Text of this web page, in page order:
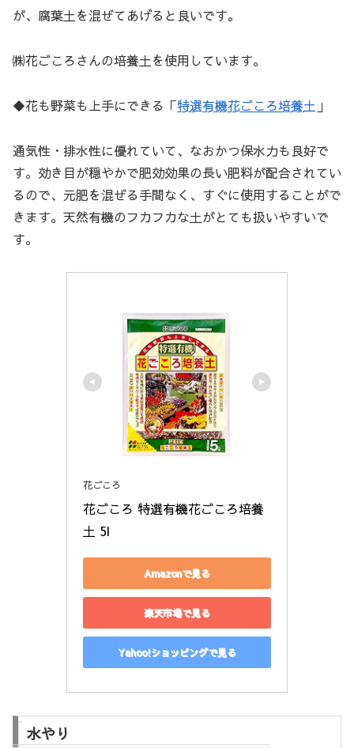
が、腐葉土を混ぜてあげると良いです。
㈱花ごころさんの培養土を使用しています。
◆花も野菜も上手にできる「特選有機花ごころ培養土 」
通気性・排水性に優れていて、なおかつ保水力も良好で
す。効き目が穏やかで肥効効果の長い肥料が配合されてい
るので、元肥を混ぜる手間なく、すぐに使用することがで
きます。天然有機のフカフカな土がとても扱いやすいで
す。
花ごころ
花ごころ 特選有機花ごころ培養
土 5l
Amazonで見る
楽天市場で見る
Yahoo!ショッピングで見る
水やり